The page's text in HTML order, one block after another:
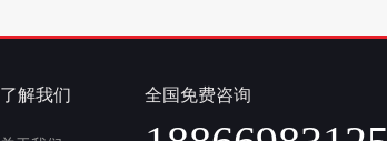
了解我们 全国免费咨询